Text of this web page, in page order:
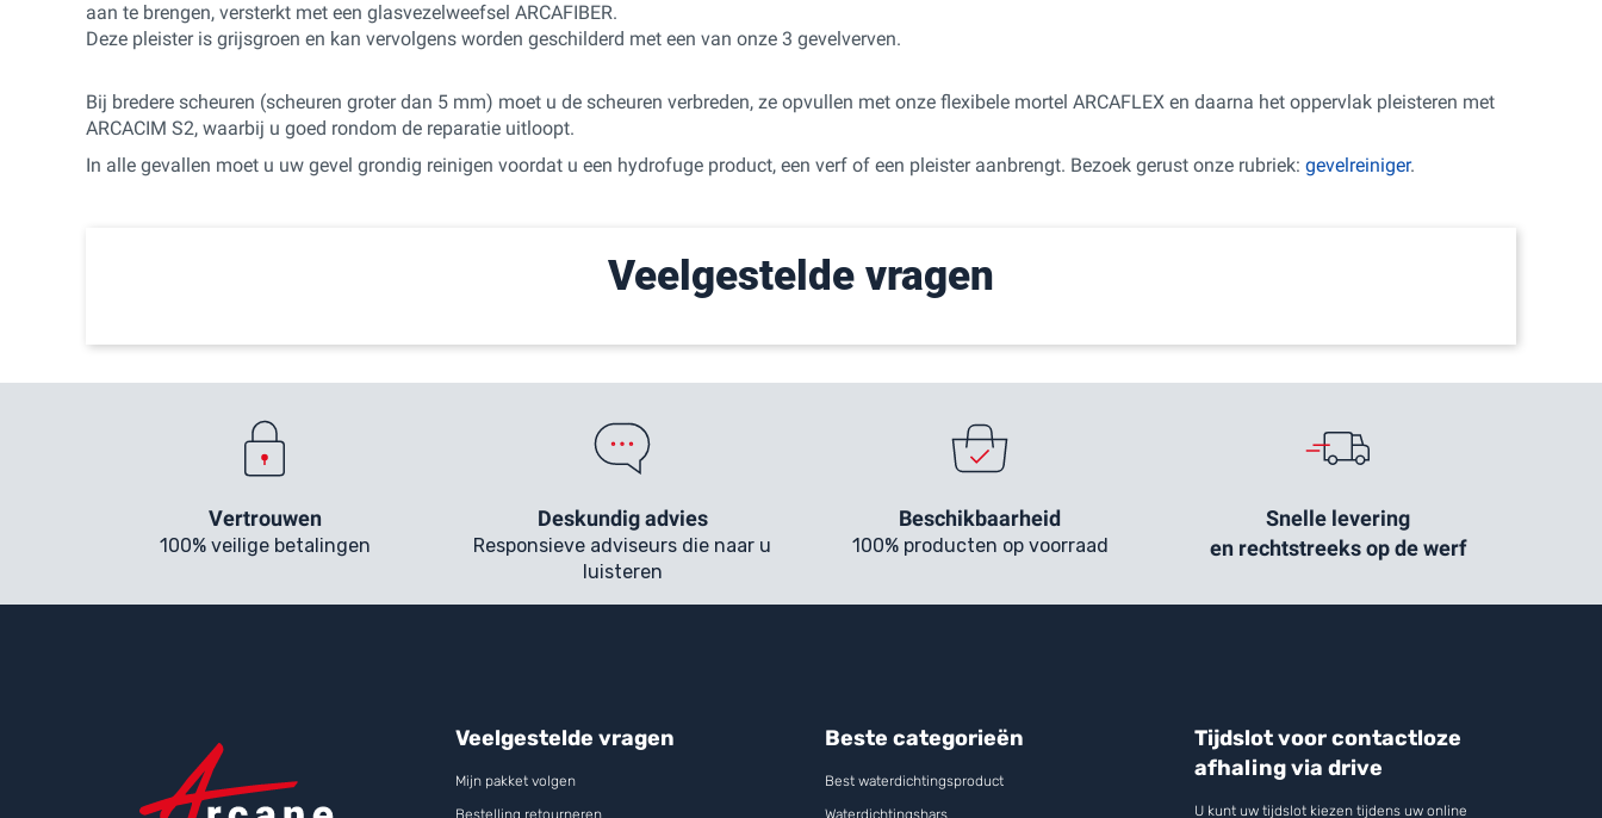
aan te brengen, versterkt met een glasvezelweefsel ARCAFIBER.
Deze pleister is grijsgroen en kan vervolgens worden geschilderd met een van onze 3 gevelverven.
Bij bredere scheuren (scheuren groter dan 5 mm) moet u de scheuren verbreden, ze opvullen met onze flexibele mortel ARCAFLEX en daarna het oppervlak pleisteren met
ARCACIM S2, waarbij u goed rondom de reparatie uitloopt.
In alle gevallen moet u uw gevel grondig reinigen voordat u een hydrofuge product, een verf of een pleister aanbrengt. Bezoek gerust onze rubriek: gevelreiniger.
Veelgestelde vragen
Vertrouwen
100% veilige betalingen
Deskundig advies
Responsieve adviseurs die naar u
luisteren
Beschikbaarheid
100% producten op voorraad
Snelle levering
en rechtstreeks op de werf
Veelgestelde vragen
Mijn pakket volgen
Beste categorieën
Best waterdichtingsproduct
Tijdslot voor contactloze
afhaling via drive
U kunt uw tijdslot kiezen tijdens uw online